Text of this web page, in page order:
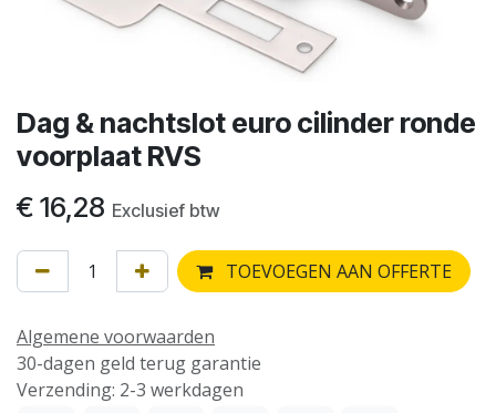
Dag & nachtslot euro cilinder ronde
voorplaat RVS
€ 16,28 Exclusief btw
TOEVOEGEN AAN OFFERTE
Algemene voorwaarden
30-dagen geld terug garantie
Verzending: 2-3 werkdagen